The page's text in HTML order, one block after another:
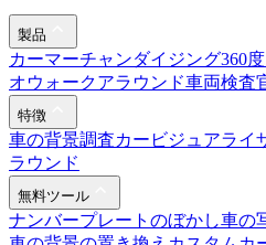
製品
カーマーチャンダイジング360
オウォークアラウンド車両検査
特徴
車の背景調査カービジュアライ
ラウンド
無料ツール
ナンバープレートのぼかし車の